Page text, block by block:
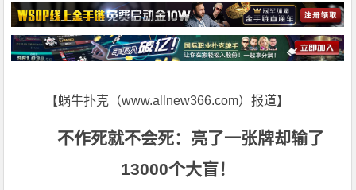
【蜗牛扑克（www.allnew366.com）报道】
不作死就不会死：亮了一张牌却输了
13000个大盲！